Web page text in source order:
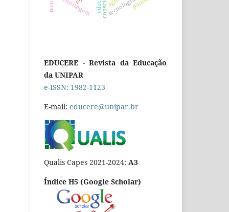
EDUCERE - Revista da Educação
da UNIPAR
e-ISSN: 1982-1123
E-mail: educere@unipar.br
Qualis Capes 2021-2024: A3
Índice H5 (Google Scholar)